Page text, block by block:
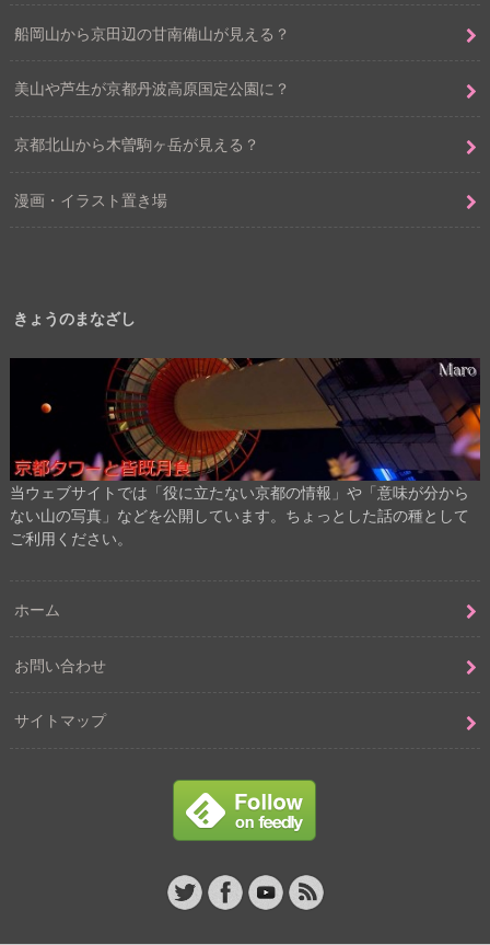
船岡山から京田辺の甘南備山が見える？
美山や芦生が京都丹波高原国定公園に？
京都北山から木曽駒ヶ岳が見える？
漫画・イラスト置き場
きょうのまなざし
当ウェブサイトでは「役に立たない京都の情報」や「意味が分から
ない山の写真」などを公開しています。ちょっとした話の種として
ご利用ください。
ホーム
お問い合わせ
サイトマップ